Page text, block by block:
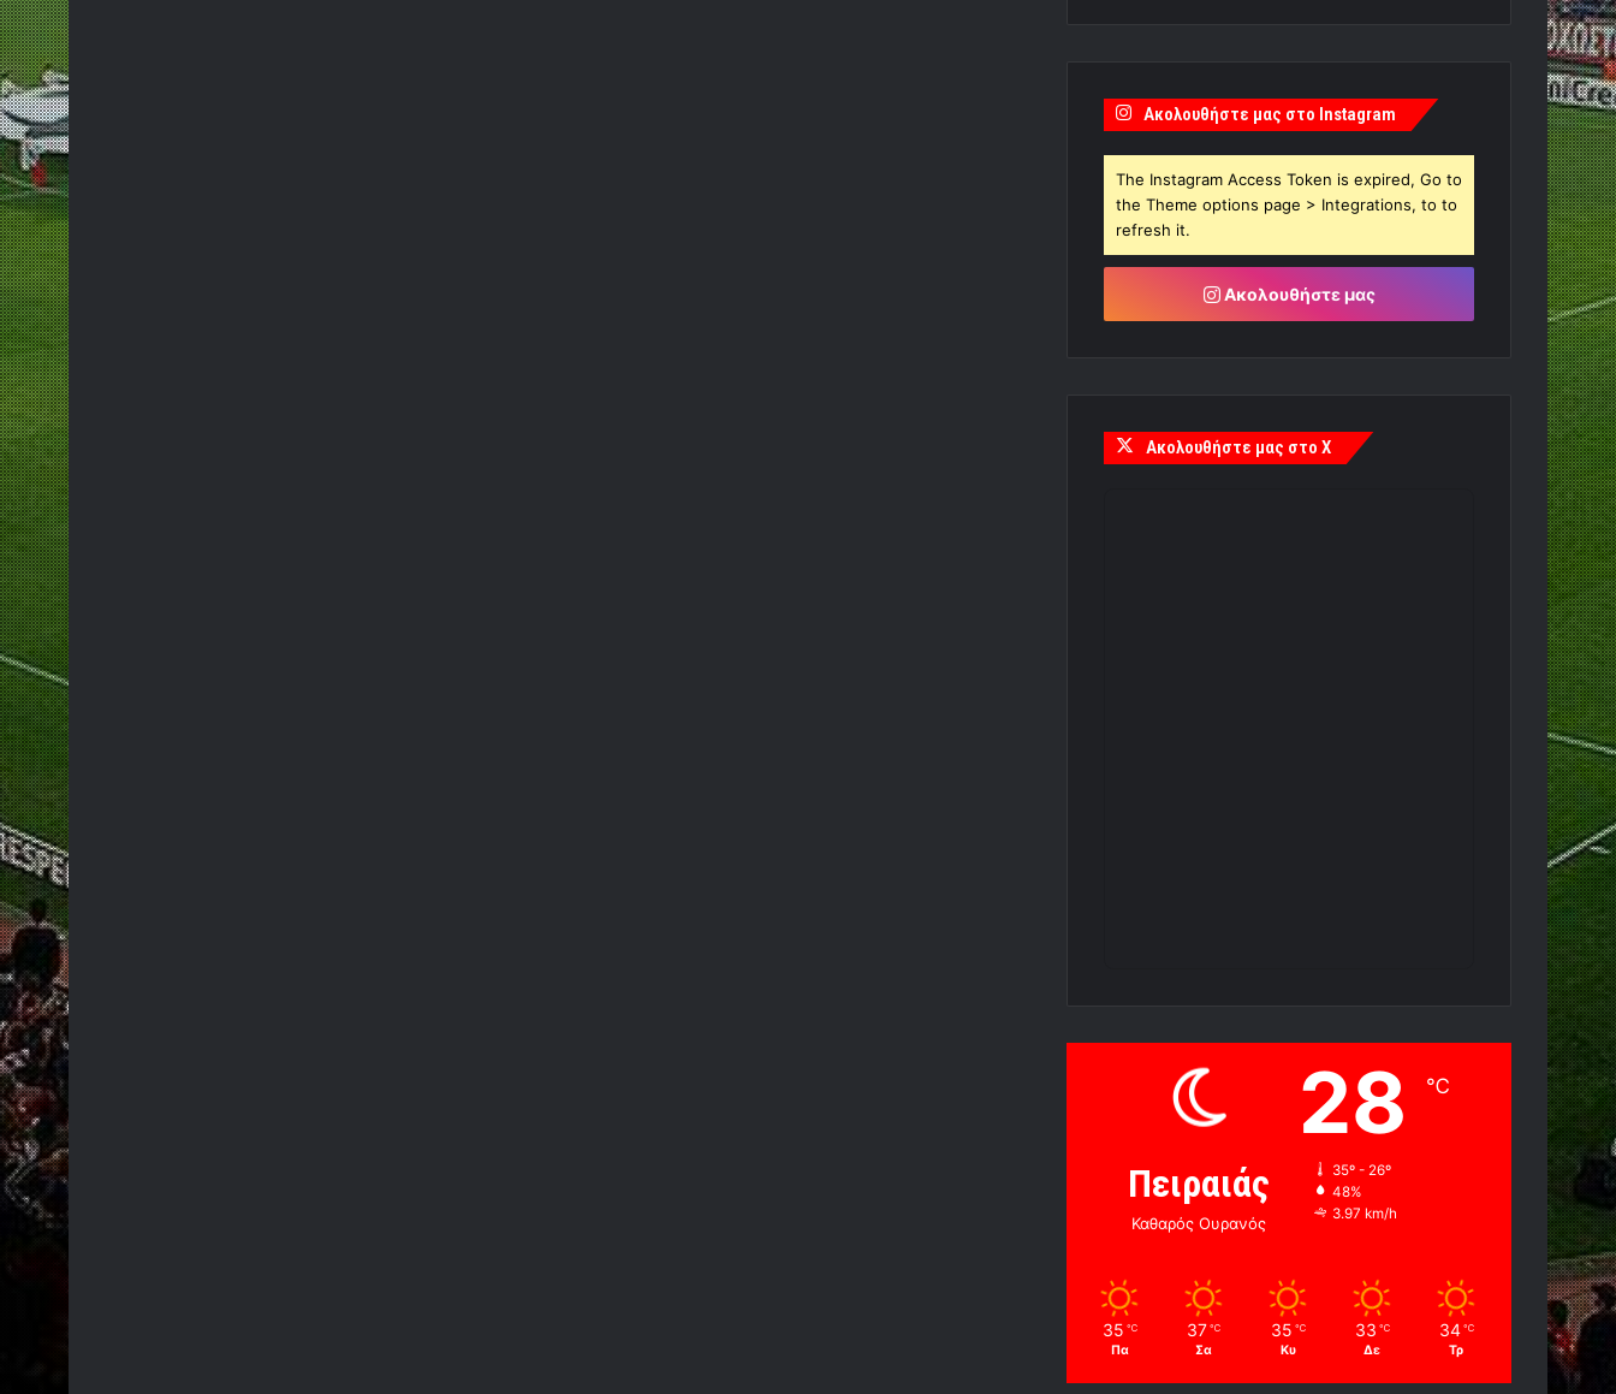
Ακολουθήστε μας στο Instagram
The Instagram Access Token is expired, Go to
the Theme options page > Integrations, to to
refresh it.
Ακολουθήστε μας
Ακολουθήστε μας στο X
Πειραιάς
Καθαρός Ουρανός
28 ℃
35º - 26º
48%
3.97 km/h
35 ℃
Πα
37 ℃
Σα
35 ℃
Κυ
33 ℃
Δε
34 ℃
Τρ